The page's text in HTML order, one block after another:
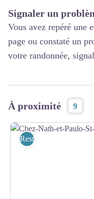
Signaler un
Vous avez repéré une
page ou constaté un
votre randonnée,
À proximité 9
Restaurants